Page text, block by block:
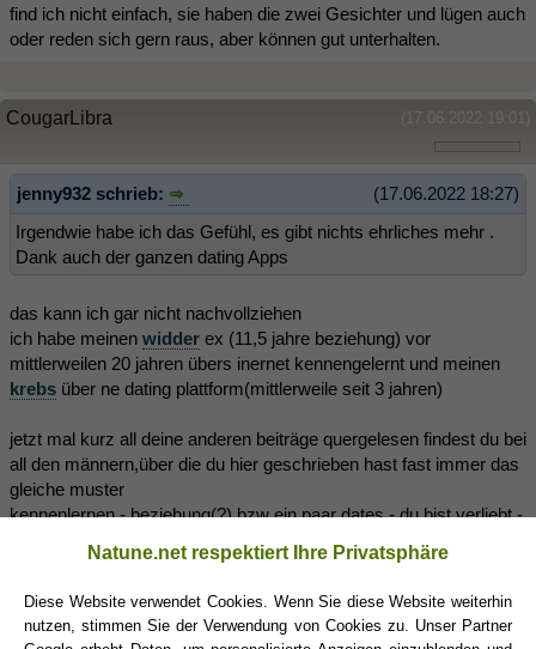
find ich nicht einfach, sie haben die zwei Gesichter und lügen auch
oder reden sich gern raus, aber können gut unterhalten.
(17.06.2022 19:01)
CougarLibra
(17.06.2022 18:27)
jenny932 schrieb:
Irgendwie habe ich das Gefühl, es gibt nichts ehrliches mehr .
Dank auch der ganzen dating Apps
das kann ich gar nicht nachvollziehen
ich habe meinen widder ex (11,5 jahre beziehung) vor
mittlerweilen 20 jahren übers inernet kennengelernt und meinen
krebs über ne dating plattform(mittlerweile seit 3 jahren)
jetzt mal kurz all deine anderen beiträge quergelesen findest du bei
all den männern,über die du hier geschrieben hast fast immer das
gleiche muster
kennenlernen - beziehung(?) bzw ein paar dates - du bist verliebt -
und du weißt so gut wie nie warum...?!
da würde ich mal ansetzen
ich glaube du kommst real recht bedüftig rüber,und zwar in dem
Natune.net respektiert Ihre Privatsphäre
Diese Website verwendet Cookies. Wenn Sie diese Website weiterhin
nutzen, stimmen Sie der Verwendung von Cookies zu. Unser Partner